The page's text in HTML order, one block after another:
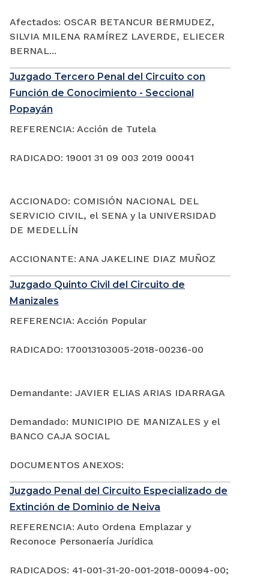
Afectados: OSCAR BETANCUR BERMUDEZ,
SILVIA MILENA RAMÍREZ LAVERDE, ELIECER
BERNAL...
Juzgado Tercero Penal del Circuito con
Función de Conocimiento - Seccional
Popayán
REFERENCIA: Acción de Tutela
RADICADO: 19001 31 09 003 2019 00041
ACCIONADO: COMISIÓN NACIONAL DEL
SERVICIO CIVIL, el SENA y la UNIVERSIDAD
DE MEDELLÍN
ACCIONANTE: ANA JAKELINE DIAZ MUÑOZ
Juzgado Quinto Civil del Circuito de
Manizales
REFERENCIA: Acción Popular
RADICADO: 170013103005-2018-00236-00
Demandante: JAVIER ELIAS ARIAS IDARRAGA
Demandado: MUNICIPIO DE MANIZALES y el
BANCO CAJA SOCIAL
DOCUMENTOS ANEXOS:
Juzgado Penal del Circuito Especializado de
Extinción de Dominio de Neiva
REFERENCIA: Auto Ordena Emplazar y
Reconoce Personaería Jurídica
RADICADOS: 41-001-31-20-001-2018-00094-00;